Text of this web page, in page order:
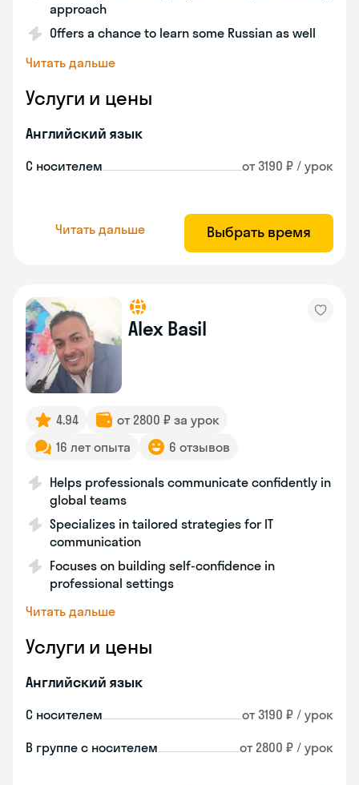
approach
Offers a chance to learn some Russian as well
Читать дальше
Услуги и цены
Английский язык
С носителем от 3190 ₽ / урок
Читать дальше Выбрать время
Alex Basil
4.94
от 2800 ₽ за урок
16 лет опыта
6 отзывов
Helps professionals communicate confidently in
global teams
Specializes in tailored strategies for IT
communication
Focuses on building self-confidence in
professional settings
Читать дальше
Услуги и цены
Английский язык
С носителем от 3190 ₽ / урок
В группе с носителем от 2800 ₽ / урок